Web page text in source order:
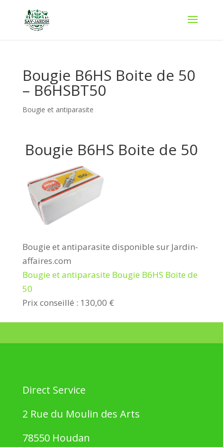
Bougie B6HS Boite de 50
– B6HSBT50
Bougie et antiparasite
Bougie B6HS Boite de 50
Bougie et antiparasite disponible sur Jardin-
affaires.com
Bougie et antiparasite Bougie B6HS Boite de
50
Prix conseillé : 130,00 €
Direct Service
2 Rue du Moulin des Arts
78550 Houdan